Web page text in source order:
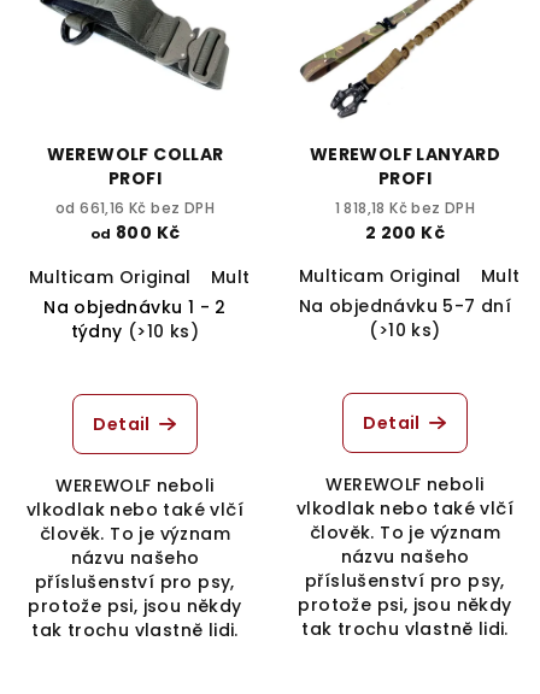
WEREWOLF COLLAR
PROFI
od 661,16 Kč bez DPH
od 800 Kč
Multicam Original
Multicam Tropic Multicam Black
Na objednávku 1 - 2
týdny (>10 ks)
Detail
WEREWOLF neboli
vlkodlak nebo také vlčí
člověk. To je význam
názvu našeho
příslušenství pro psy,
protože psi, jsou někdy
tak trochu vlastně lidi.
WEREWOLF LANYARD
PROFI
1 818,18 Kč bez DPH
2 200 Kč
Multicam Original
Na objednávku 5-7 dní
(>10 ks)
Detail
WEREWOLF neboli
vlkodlak nebo také vlčí
člověk. To je význam
názvu našeho
příslušenství pro psy,
protože psi, jsou někdy
tak trochu vlastně lidi.